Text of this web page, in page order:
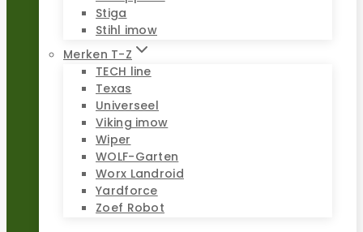
Stiga
Stihl imow
Merken T-Z
TECH line
Texas
Universeel
Viking imow
Wiper
WOLF-Garten
Worx Landroid
Yardforce
Zoef Robot